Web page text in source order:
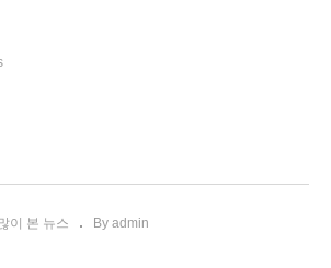
빚 급증하는 주된 이유 ‘고금리 보
이 본 뉴스 By admin